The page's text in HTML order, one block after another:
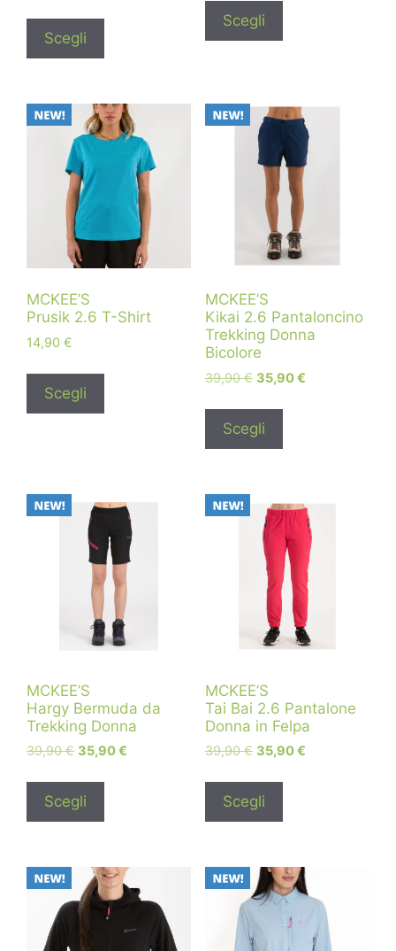
Scegli
Scegli
MCKEE’S
Prusik 2.6 T-Shirt
14,90 €
Scegli
MCKEE’S
Kikai 2.6 Pantaloncino
Trekking Donna
Bicolore
39,90€ 35,90€
Scegli
MCKEE’S
Hargy Bermuda da
Trekking Donna
39,90€ 35,90€
Scegli
MCKEE’S
Tai Bai 2.6 Pantalone
Donna in Felpa
39,90€ 35,90€
Scegli